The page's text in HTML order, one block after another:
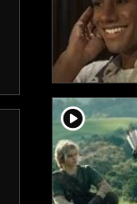
player2